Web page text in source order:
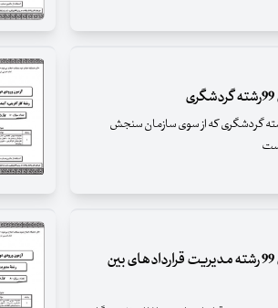
سئوالات آزمون تخصصی دکترای سال 99 رشته گردشگری که از سوی سازمان سنجش
سئوالات و پاسخنامه آزمون دکترای سال 99 رشته مدیریت قراردادهای بین